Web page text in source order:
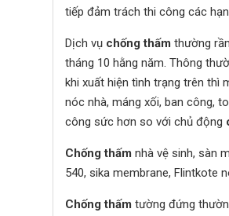
tiếp đảm trách thi công các
Dịch vụ chống thấm thường
tháng 10 hằng năm. Thông
khi xuất hiện tình trạng trên thì
nóc nhà, máng xối, ban công,
công sức hơn so với chủ động
Chống thấm nhà vệ sinh, sàn
540, sika membrane, Flintkote
Chống thấm tường đứng